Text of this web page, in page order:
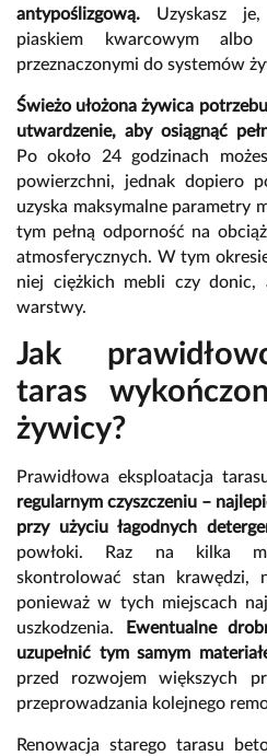
antypoślizgową. Uzyskasz je,
piaskiem kwarcowym albo
przeznaczonymi do systemów
Świeżo ułożona żywica
utwardzenie, aby osiągnąć
Po około 24 godzinach
powierzchni, jednak dopiero
uzyska maksymalne parametry
tym pełną odporność na
atmosferycznych. W tym
niej ciężkich mebli czy donic,
warstwy.
Jak
taras
żywicy?
Prawidłowa eksploatacja
regularnym czyszczeniu –
przy użyciu łagodnych
powłoki. Raz na kilka
skontrolować stan krawędzi,
ponieważ w tych miejscach
uszkodzenia.
Ewentualne
uzupełnić tym samym
przed rozwojem większych
przeprowadzania kolejnego
Renowacja starego tarasu